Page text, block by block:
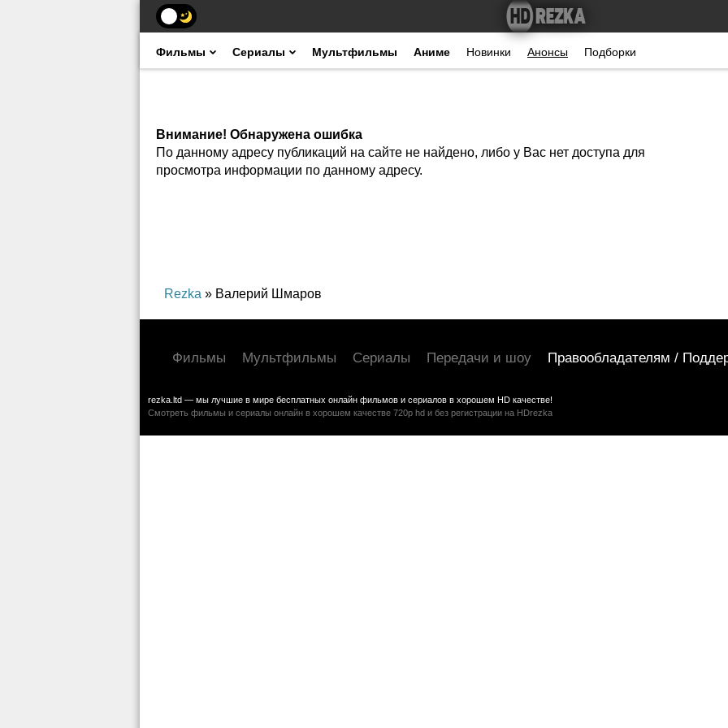
Фильмы Сериалы Мультфильмы Аниме Новинки Анонсы Подборки
Внимание! Обнаружена ошибка
По данному адресу публикаций на сайте не найдено, либо у Вас нет доступа для
просмотра информации по данному адресу.
Rezka » Валерий Шмаров
Фильмы Мультфильмы Сериалы Передачи и шоу Правообладателям /
rezka.ltd — мы лучшие в мире бесплатных онлайн фильмов и сериалов в хорошем HD качестве!
Смотреть фильмы и сериалы онлайн в хорошем качестве 720p hd и без регистрации на HDrezka